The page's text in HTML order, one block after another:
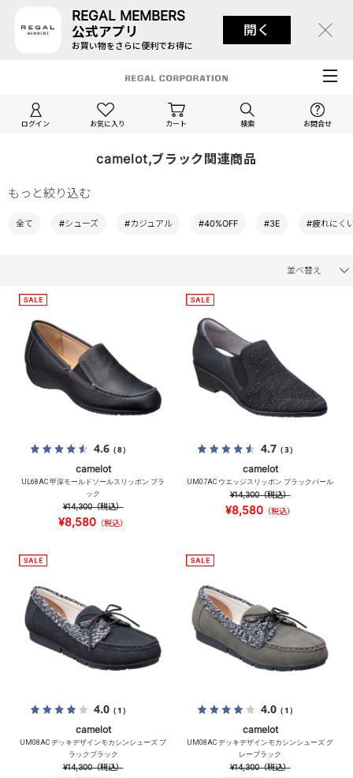
REGAL MEMBERS
公式アプリ
お買い物をさらに便利でお得に
開く
ログイン お気に入り カート 検索 お問合せ
camelot,ブラック関連商品
もっと絞り込む
全て #シューズ #カジュアル #40%OFF #3E #疲れにく
並べ替え
4.6（8）
camelot
UL68AC 甲深モールドソールスリッポン ブラ
ック
¥14,300（税込）
¥8,580 （税込）
4.7（3）
camelot
UM07AC ウエッジスリッポン ブラックパール
¥14,300（税込）
¥8,580 （税込）
4.0（1）
camelot
UM08AC デッキデザインモカシンシューズ ブ
ラックブラック
¥14,300（税込）
4.0（1）
camelot
UM08AC デッキデザインモカシンシューズ グ
レーブラック
¥14,300（税込）